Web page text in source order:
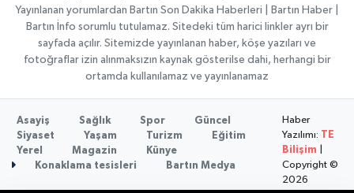
Yayınlanan yorumlardan Bartın Son Dakika Haberleri | Bartın Haber |
Bartın İnfo sorumlu tutulamaz. Sitedeki tüm harici linkler ayrı bir
sayfada açılır. Sitemizde yayınlanan haber, köşe yazıları ve
fotoğraflar izin alınmaksızın kaynak gösterilse dahi, herhangi bir
ortamda kullanılamaz ve yayınlanamaz
Asayiş Sağlık Spor
Güncel
Siyaset
Yaşam Turizm
Eğitim
Yerel
Magazin
Künye
Konaklama tesisleri
Bartın Medya
Haber
Yazılımı: TE
Bilişim
Copyright ©
2026